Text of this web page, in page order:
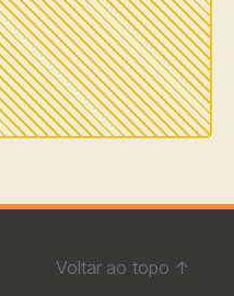
Voltar ao topo ↑